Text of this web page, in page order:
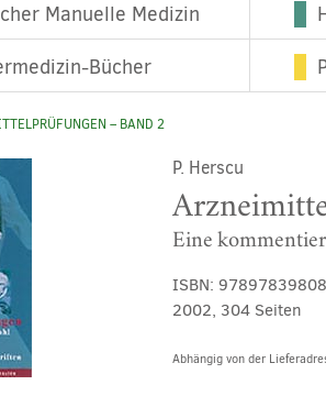
Manuelle Medizin
Bücher
– BAND 2
P. Herscu
Eine
ISBN:
2002, 304 Seiten
Abhängig von der